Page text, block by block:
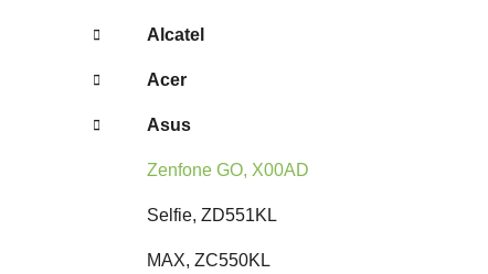
Alcatel
Acer
Asus
Zenfone GO, X00AD
Selfie, ZD551KL
MAX, ZC550KL